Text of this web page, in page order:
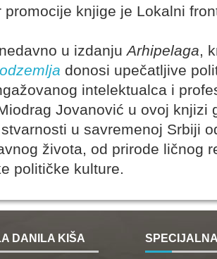
promocije knjige je Lokalni
u izdanjuArhipelaga,
donosi upečatljive
intelektualca i
Jovanović u ovoj knjizi
u savremenoj Srbiji
života, od prirode ličnog
političke kulture.
DANILA KIŠA